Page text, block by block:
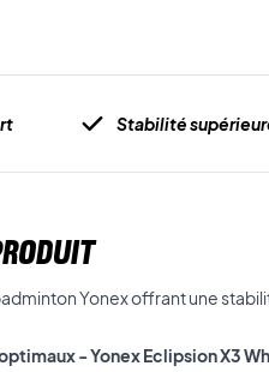
Stabilité
Yonex offrant une
- Yonex Eclipsion X3